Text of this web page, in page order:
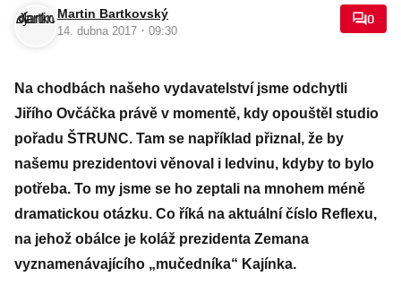
Martin Bartkovský
14. dubna 2017 · 09:30
0
Na chodbách našeho vydavatelství jsme odchytli
Jiřího Ovčáčka právě v momentě, kdy opouštěl studio
pořadu ŠTRUNC. Tam se například přiznal, že by
našemu prezidentovi věnoval i ledvinu, kdyby to bylo
potřeba. To my jsme se ho zeptali na mnohem méně
dramatickou otázku. Co říká na aktuální číslo Reflexu,
na jehož obálce je koláž prezidenta Zemana
vyznamenávajícího „mučedníka“ Kajínka.